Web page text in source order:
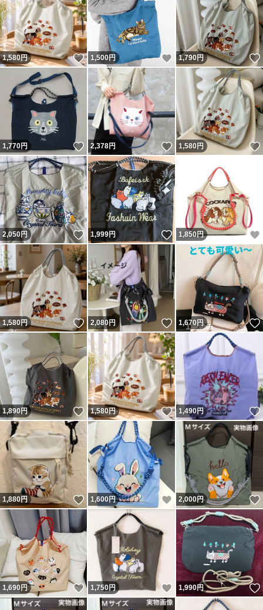
1,580円 いいね！
1,500円 いいね！
1,790円
1,770円 いいね！
2,378円 いいね！
1,580円
2,050円 いいね！
1,999円 いいね！
1,850円
1,580円 いいね！
2,080円 いいね！
1,670円
1,890円 いいね！
1,580円 いいね！
1,490円
1,880円 いいね！
1,600円 いいね！
2,000円
1,690円 いいね！
1,750円 いいね！
1,990円